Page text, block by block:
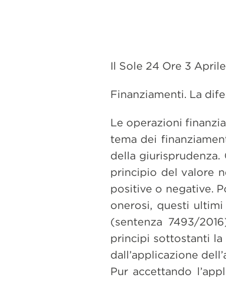
Il Sole 24 Ore 3
Finanziamenti. La
Le operazioni
tema dei
della giurisprudenza.
principio del valore
positive o negative.
onerosi, questi
(sentenza 7493/
principi sottostanti la
dall’applicazione
Pur accettando